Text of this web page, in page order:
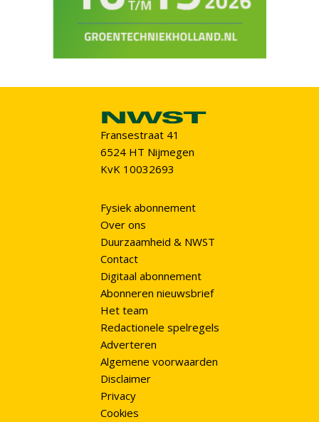
Fransestraat 41
6524 HT Nijmegen
KvK 10032693
Fysiek abonnement
Over ons
Duurzaamheid & NWST
Contact
Digitaal abonnement
Abonneren nieuwsbrief
Het team
Redactionele spelregels
Adverteren
Algemene voorwaarden
Disclaimer
Privacy
Cookies